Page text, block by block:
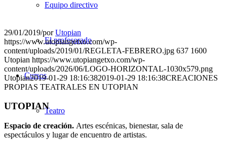
Equipo directivo
El profesorado
Cursos
Teatro
29/01/2019/porUtopian
https://www.utopiangetxo.com/wp-
content/uploads/2019/01/REGLETA-FEBRERO.jpg 637 1600
Utopian https://www.utopiangetxo.com/wp-
content/uploads/2026/06/LOGO-HORIZONTAL-1030x579.png
Utopian2019-01-29 18:16:382019-01-29 18:16:38CREACIONES
PROPIAS TEATRALES EN UTOPIAN
UTOPIAN
Espacio de creación. Artes escénicas, bienestar, sala de
espectáculos y lugar de encuentro de artistas.